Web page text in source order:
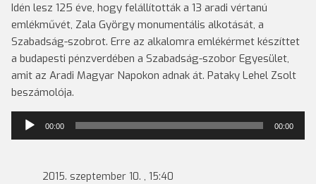
Idén lesz 125 éve, hogy felállították a 13 aradi vértanú
emlékművét, Zala György monumentális alkotását, a
Szabadság-szobrot. Erre az alkalomra emlékérmet készíttet
a budapesti pénzverdében a Szabadság-szobor Egyesület,
amit az Aradi Magyar Napokon adnak át. Pataky Lehel Zsolt
beszámolója.
Audió
lejátszó
00:00 00:00
2015. szeptember 10. , 15:40